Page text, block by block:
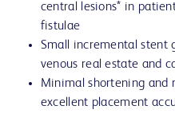
central lesions* in
fistulae
Small incremental stent
venous real estate and
Minimal shortening and
excellent placement